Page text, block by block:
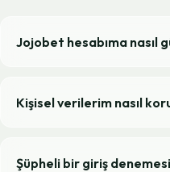
Jojobet hesabıma nasıl
Kişisel verilerim nasıl
Şüpheli bir giriş